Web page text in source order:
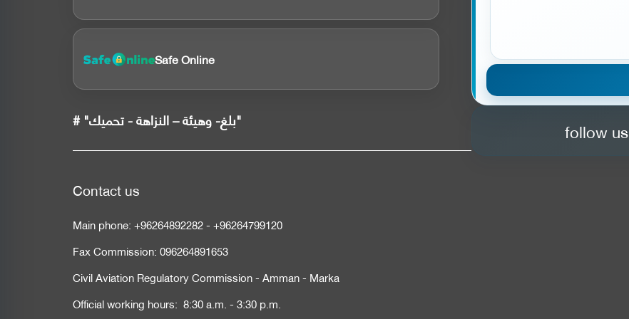
Safe Online
# "بلغ- وهيئة – النزاهة - تحميك"
Contact us
Main phone:+96264892282-+96264799120
Fax Commission:096264891653
Civil Aviation Regulatory Commission - Amman - Marka
Official working hours: 8:30 a.m. - 3:30 p.m.
follow us